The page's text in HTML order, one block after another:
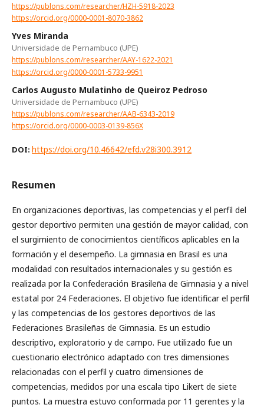
https://publons.com/researcher/HZH-5918-2023
https://orcid.org/0000-0001-8070-3862
Yves Miranda
Universidade de Pernambuco (UPE)
https://publons.com/researcher/AAY-1622-2021
https://orcid.org/0000-0001-5733-9951
Carlos Augusto Mulatinho de Queiroz Pedroso
Universidade de Pernambuco (UPE)
https://publons.com/researcher/AAB-6343-2019
https://orcid.org/0000-0003-0139-856X
DOI: https://doi.org/10.46642/efd.v28i300.3912
Resumen
En organizaciones deportivas, las competencias y el perfil del
gestor deportivo permiten una gestión de mayor calidad, con
el surgimiento de conocimientos científicos aplicables en la
formación y el desempeño. La gimnasia en Brasil es una
modalidad con resultados internacionales y su gestión es
realizada por la Confederación Brasileña de Gimnasia y a nivel
estatal por 24 Federaciones. El objetivo fue identificar el perfil
y las competencias de los gestores deportivos de las
Federaciones Brasileñas de Gimnasia. Es un estudio
descriptivo, exploratorio y de campo. Fue utilizado fue un
cuestionario electrónico adaptado con tres dimensiones
relacionadas con el perfil y cuatro dimensiones de
competencias, medidos por una escala tipo Likert de siete
puntos. La muestra estuvo conformada por 11 gerentes y la